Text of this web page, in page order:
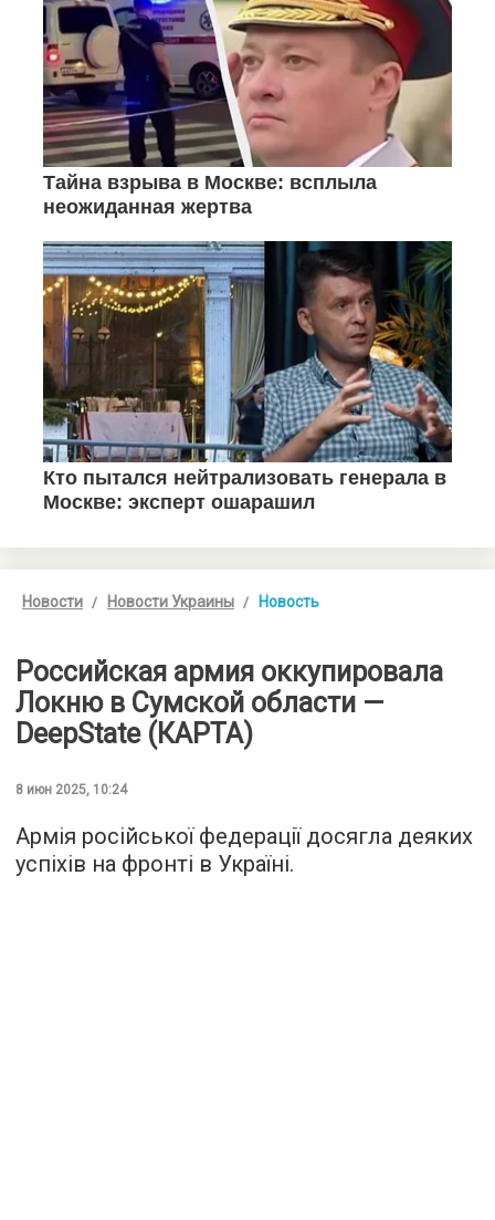
Новости Новости Украины Новость
Российская армия оккупировала
Локню в Сумской области —
DeepState (КАРТА)
8 июн 2025, 10:24
Армія російської федерації досягла деяких
успіхів на фронті в Україні.